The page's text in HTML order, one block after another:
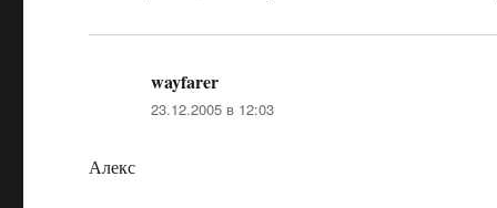
wayfarer
23.12.2005 в 12:03
Алекс